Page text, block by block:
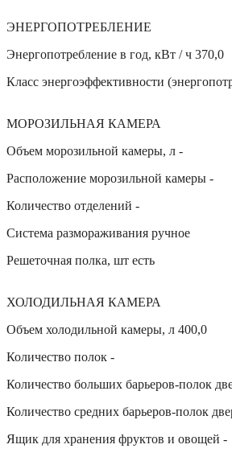
ЭНЕРГОПОТРЕБЛЕНИЕ
Энергопотребление в год, кВт / ч 370,0
Класс энергоэффективности
МОРОЗИЛЬНАЯ КАМЕРА
Объем морозильной камеры, л -
Расположение морозильной камеры -
Количество отделений -
Система размораживания ручное
Решеточная полка, шт есть
ХОЛОДИЛЬНАЯ КАМЕРА
Объем холодильной камеры, л 400,0
Количество полок -
Количество больших барьеров-полок
Количество средних барьеров-полок
Ящик для хранения фруктов и овощей -